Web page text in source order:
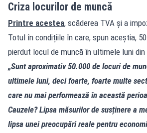
Criza locurilor de muncă
Printre acestea, scăderea TVA și a
Totul în condițiile în care, spun aceștia,
pierdut locul de muncă în ultimele luni din
„Sunt aproximativ 50.000 de locuri de
ultimele luni, deci foarte, foarte multe
care nu mai performează în această
Cauzele? Lipsa măsurilor de susținere a
lipsa unei preocupări reale pentru